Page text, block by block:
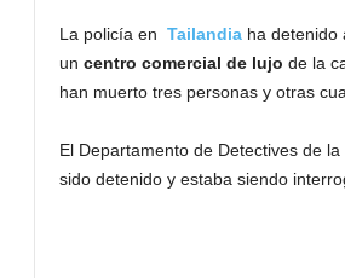
La policía en Tailandia ha detenido
un centro comercial de lujo de la
han muerto tres personas y otras
El Departamento de Detectives de
sido detenido y estaba siendo